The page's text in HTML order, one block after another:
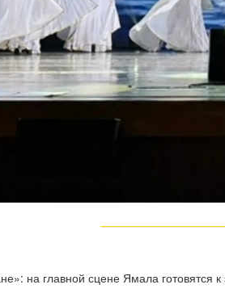
на главной сцене Ямала готовятся